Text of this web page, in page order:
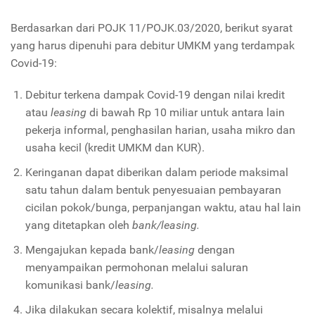
Berdasarkan dari POJK 11/POJK.03/2020, berikut syarat
yang harus dipenuhi para debitur UMKM yang terdampak
Covid-19:
Debitur terkena dampak Covid-19 dengan nilai kredit
atau leasingdi bawah Rp 10 miliar untuk antara lain
pekerja informal, penghasilan harian, usaha mikro dan
usaha kecil (kredit UMKM dan KUR).
Keringanan dapat diberikan dalam periode maksimal
satu tahun dalam bentuk penyesuaian pembayaran
cicilan pokok/bunga, perpanjangan waktu, atau hal lain
yang ditetapkan oleh bank/leasing.
Mengajukan kepada bank/leasingdengan
menyampaikan permohonan melalui saluran
komunikasi bank/leasing.
Jika dilakukan secara kolektif, misalnya melalui